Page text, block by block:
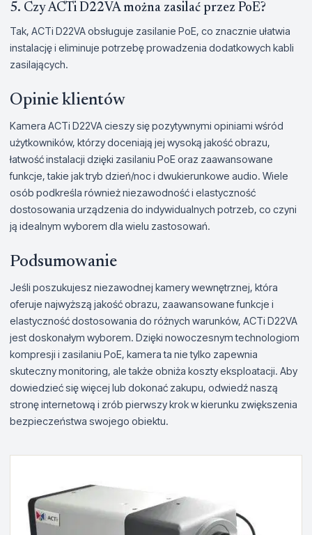
5. Czy ACTi D22VA można zasilać przez PoE?
Tak, ACTi D22VA obsługuje zasilanie PoE, co znacznie ułatwia
instalację i eliminuje potrzebę prowadzenia dodatkowych kabli
zasilających.
Opinie klientów
Kamera ACTi D22VA cieszy się pozytywnymi opiniami wśród
użytkowników, którzy doceniają jej wysoką jakość obrazu,
łatwość instalacji dzięki zasilaniu PoE oraz zaawansowane
funkcje, takie jak tryb dzień/noc i dwukierunkowe audio. Wiele
osób podkreśla również niezawodność i elastyczność
dostosowania urządzenia do indywidualnych potrzeb, co czyni
ją idealnym wyborem dla wielu zastosowań.
Podsumowanie
Jeśli poszukujesz niezawodnej kamery wewnętrznej, która
oferuje najwyższą jakość obrazu, zaawansowane funkcje i
elastyczność dostosowania do różnych warunków, ACTi D22VA
jest doskonałym wyborem. Dzięki nowoczesnym technologiom
kompresji i zasilaniu PoE, kamera ta nie tylko zapewnia
skuteczny monitoring, ale także obniża koszty eksploatacji. Aby
dowiedzieć się więcej lub dokonać zakupu, odwiedź naszą
stronę internetową i zrób pierwszy krok w kierunku zwiększenia
bezpieczeństwa swojego obiektu.